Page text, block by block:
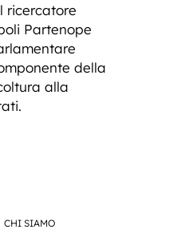
ricercatore
Partenope
della
alla
CHI SIAMO